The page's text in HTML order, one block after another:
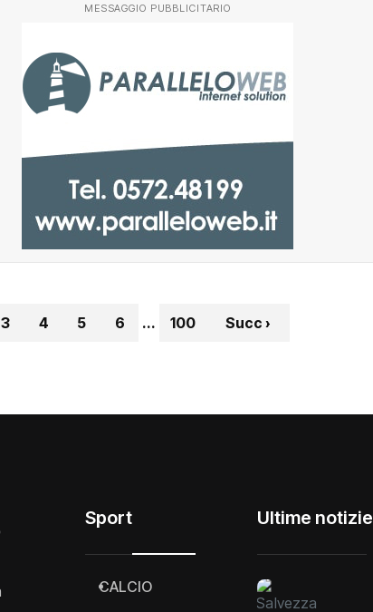
MESSAGGIO PUBBLICITARIO
3 4 5 6 ... 100 Succ ›
Sport
CALCIO
Ultime notizie